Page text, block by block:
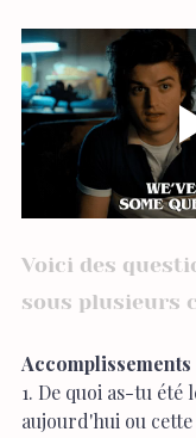
Voici des
sous plusieurs
1. De quoi as-tu été
aujourd'hui ou cette